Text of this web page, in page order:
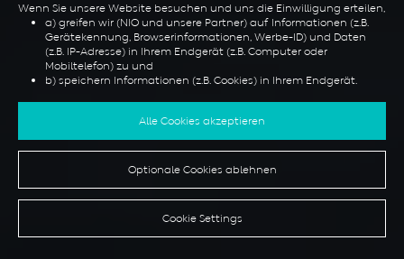
Wenn Sie unsere Website besuchen und uns die Einwilligung erteilen,
a) greifen wir (NIO und unsere Partner) auf Informationen (z.B.
Gerätekennung, Browserinformationen, Werbe-ID) und Daten
(z.B. IP-Adresse) in Ihrem Endgerät (z.B. Computer oder
Mobiltelefon) zu und
b) speichern Informationen (z.B. Cookies) in Ihrem Endgerät.
Dies tun wir, um unsere Website zu optimieren sowie, um sie für Sie
zu personalisieren und um Ihnen Werbung in den sozialen Medien
anzubieten.
Sie können Ihre Einwilligung jederzeit unter der Rubrik "Cookie
Einstellungen" widerrufen oder dort eine individuelle Auswahl treffen.
Bitte seien Sie sich bewusst, dass Ihr Widerruf nur Wirkung für die
Alle Cookies akzeptieren
Optionale Cookies ablehnen
Cookie Settings